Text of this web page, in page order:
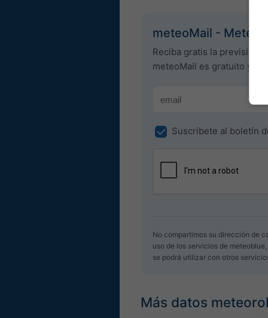
meteoMail -
Reciba gratis la previsión
meteoMail es gratuito y
Suscríbete al boletín
No compartimos su dirección de
uso de los servicios de
se podrá utilizar con otros
Más datos